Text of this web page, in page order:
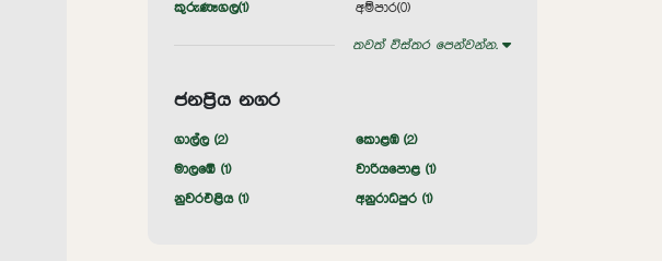
කුරුණෑගල(1) අම්පාර(0)
තවත් විස්තර පෙන්වන්න.
ජනප්‍රිය නගර
ගාල්ල (2) කොළඹ (2)
මාලඹේ (1) වාරියපොළ (1)
නුවරඑළිය (1) අනුරාධපුර (1)